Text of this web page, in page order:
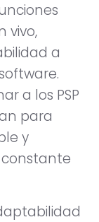
vivo,
a
a los PSP
para
y